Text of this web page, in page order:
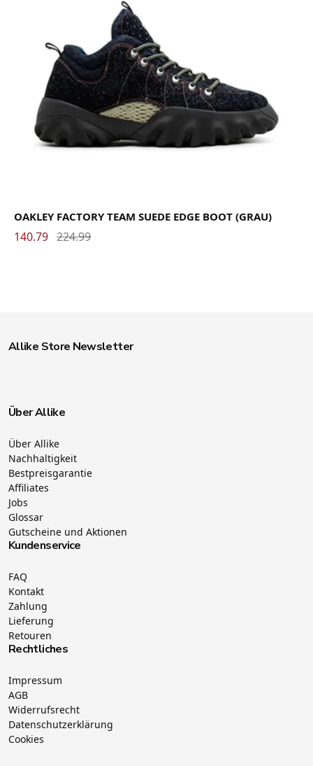
OAKLEY FACTORY TEAM SUEDE EDGE BOOT (GRAU)
140.79 224.99
Allike Store Newsletter
Über Allike
Über Allike
Nachhaltigkeit
Bestpreisgarantie
Affiliates
Jobs
Glossar
Gutscheine und Aktionen
Kundenservice
FAQ
Kontakt
Zahlung
Lieferung
Retouren
Rechtliches
Impressum
AGB
Widerrufsrecht
Datenschutzerklärung
Cookies